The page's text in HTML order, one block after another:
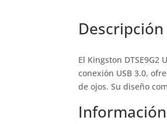
El Kingston
conexión USB 3.0,
de ojos. Su diseño